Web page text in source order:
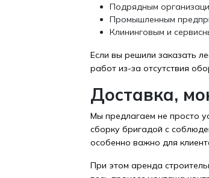
Подрядным
Промышленным
Клининговым и
Если вы решили заказать
работ из-за отсутствия
Доставка,
Мы предлагаем не просто
сборку бригадой с
особенно важно для
При этом аренда